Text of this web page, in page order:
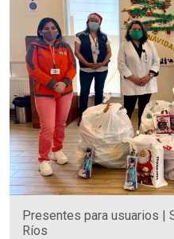
Presentes para usuarios |
Ríos